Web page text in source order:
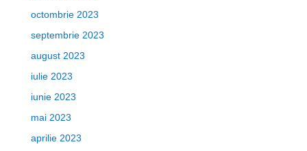
octombrie 2023
septembrie 2023
august 2023
iulie 2023
iunie 2023
mai 2023
aprilie 2023